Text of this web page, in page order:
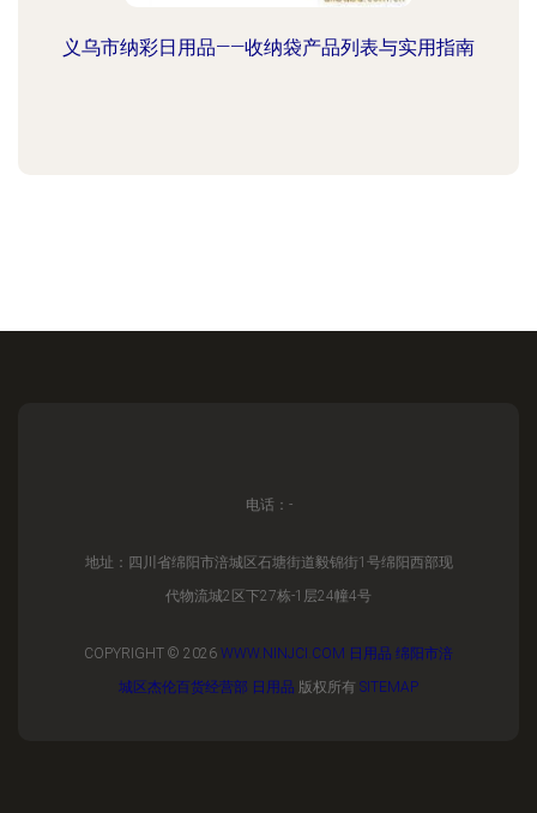
义乌市纳彩日用品——收纳袋产品列表与实用指南
电话：-
地址：四川省绵阳市涪城区石塘街道毅锦街1号绵阳西部现
代物流城2区下27栋-1层24幢4号
COPYRIGHT © 2026 WWW.NINJCI.COM 日用品 绵阳市涪
城区杰伦百货经营部 日用品 版权所有 SITEMAP